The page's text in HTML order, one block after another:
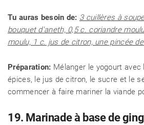
Tu auras besoin de: 3 cuillères à
bouquet d'aneth, 0,5 c. coriandre
moulu, 1 c. jus de citron, une pincée
Préparation: Mélanger le yogourt
épices, le jus de citron, le sucre et le
commencer à faire mariner la viande
19. Marinade à base de